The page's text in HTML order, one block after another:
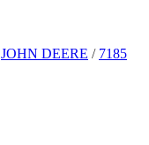
JOHN DEERE / 7185